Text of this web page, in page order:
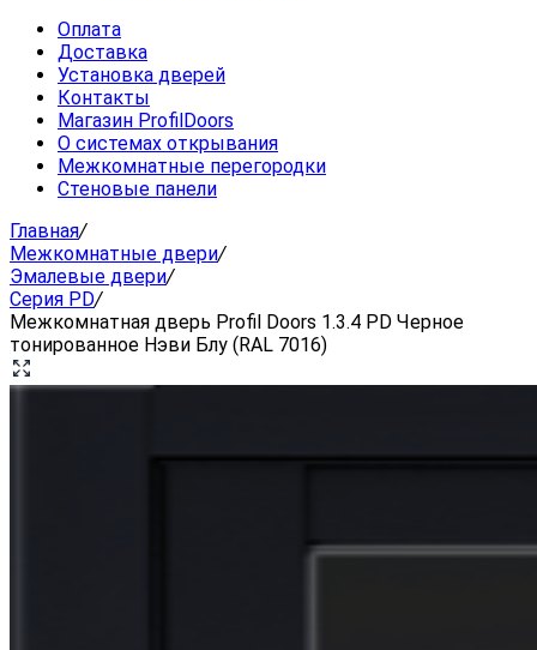
Оплата
Доставка
Установка дверей
Контакты
Магазин ProfilDoors
О системах открывания
Межкомнатные перегородки
Стеновые панели
Главная/
Межкомнатные двери/
Эмалевые двери/
Серия PD/
Межкомнатная дверь Profil Doors 1.3.4 PD Черное
тонированное Нэви Блу (RAL 7016)